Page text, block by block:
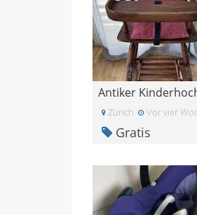
Zürich Vor vier
Gratis